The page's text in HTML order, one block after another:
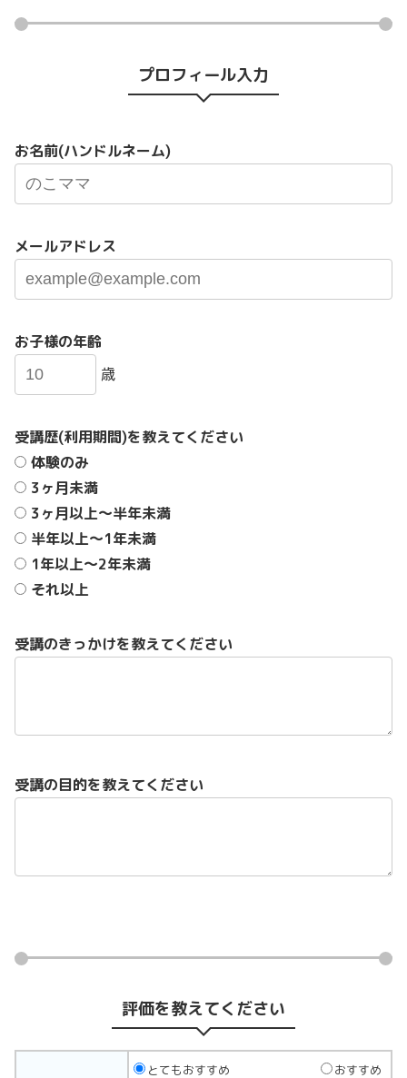
プロフィール入力
お名前(ハンドルネーム)
メールアドレス
お子様の年齢
歳
受講歴(利用期間)を教えてください
体験のみ
3ヶ月未満
3ヶ月以上〜半年未満
半年以上〜1年未満
1年以上〜2年未満
それ以上
受講のきっかけを教えてください
受講の目的を教えてください
評価を教えてください
とてもおすすめ おすすめ